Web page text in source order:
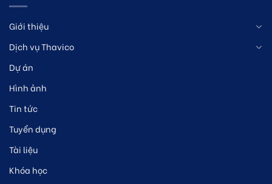
Giới thiệu
Dịch vụ Thavico
Dự án
Hình ảnh
Tin tức
Tuyển dụng
Tài liệu
Khóa học